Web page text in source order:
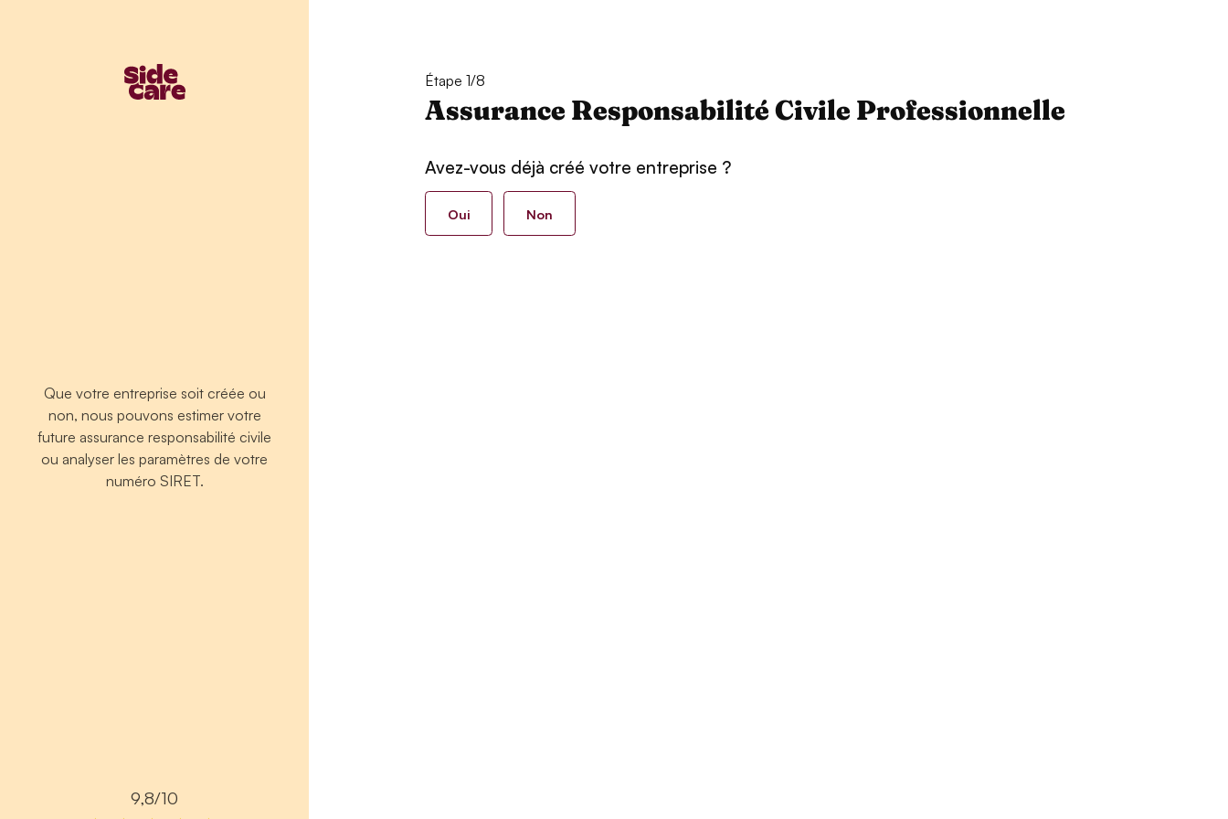
Que votre entreprise soit créée ou
non, nous pouvons estimer votre
future assurance responsabilité civile
ou analyser les paramètres de votre
numéro SIRET.
9,8/10
Étape 1/8
Assurance Responsabilité Civile Professionnelle
Avez-vous déjà créé votre entreprise ?
Oui Non